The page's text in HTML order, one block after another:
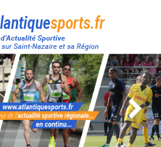
Atlantique
Sport